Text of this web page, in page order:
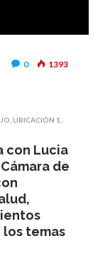
0 1393
UBICACIÓN 1
con Lucia
de
los temas